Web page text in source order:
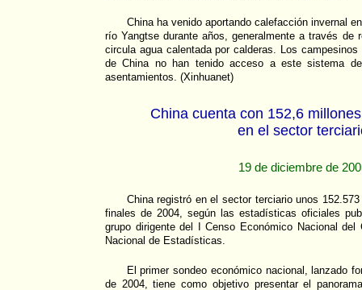
China ha venido aportando calefacción invernal
río Yangtse durante años, generalmente a través de
circula agua calentada por calderas. Los
de China no han tenido acceso a este sistema
asentamientos. (Xinhuanet)
China cuenta con 152,6
en el sector
19 de diciembre de
China registró en el sector terciario unos
finales de 2004, según las estadísticas oficiales
grupo dirigente del I Censo Económico Nacional
Nacional de Estadísticas.
El primer sondeo económico nacional, lanzado
de 2004, tiene como objetivo presentar el